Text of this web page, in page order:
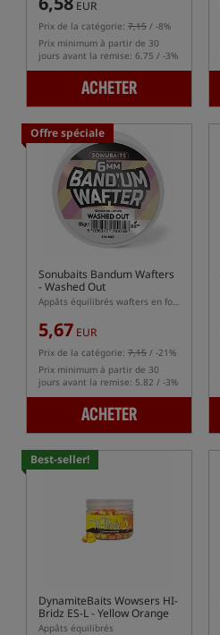
EUR
Prix de la catégorie: 7,15 / -8%
Prix minimum à partir de 30
jours avant la remise: 6.75 / -3%
ACHETER
Offre spéciale
Sonubaits Bandum Wafters
- Washed Out
Appâts équilibrés wafters en forme de dumbells
5,67 EUR
Prix de la catégorie: 7,15 / -21%
Prix minimum à partir de 30
jours avant la remise: 5.82 / -3%
ACHETER
Best-seller!
DynamiteBaits Wowsers HI-
Bridz ES-L - Yellow Orange
Appâts équilibrés